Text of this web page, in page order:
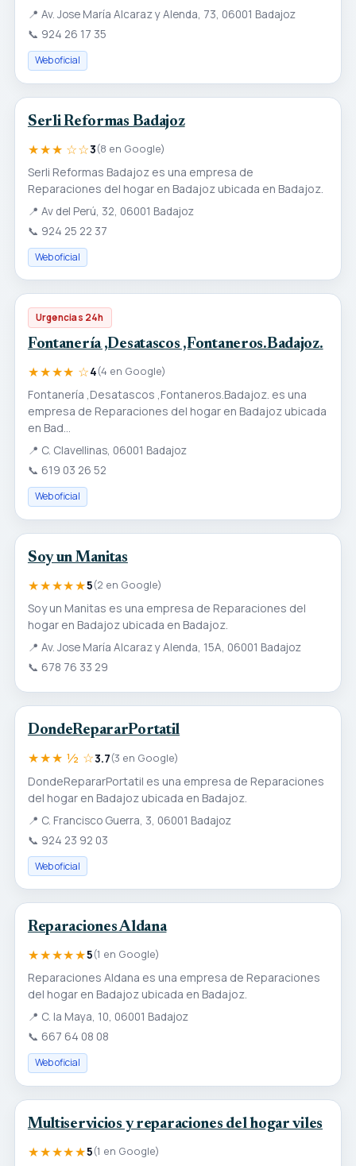
📍 Av. Jose María Alcaraz y Alenda, 73, 06001 Badajoz
📞 924 26 17 35
Web oficial
Serli Reformas Badajoz
★★★ ☆☆3(8 en Google)
Serli Reformas Badajoz es una empresa de
Reparaciones del hogar en Badajoz ubicada en Badajoz.
📍 Av del Perú, 32, 06001 Badajoz
📞 924 25 22 37
Web oficial
Urgencias 24h
Fontanería ,Desatascos ,Fontaneros.Badajoz.
★★★★ ☆4(4 en Google)
Fontanería ,Desatascos ,Fontaneros.Badajoz. es una
empresa de Reparaciones del hogar en Badajoz ubicada
en Bad...
📍 C. Clavellinas, 06001 Badajoz
📞 619 03 26 52
Web oficial
Soy un Manitas
★★★★★5(2 en Google)
Soy un Manitas es una empresa de Reparaciones del
hogar en Badajoz ubicada en Badajoz.
📍 Av. Jose María Alcaraz y Alenda, 15A, 06001 Badajoz
📞 678 76 33 29
DondeRepararPortatil
★★★ ½ ☆3.7(3 en Google)
DondeRepararPortatil es una empresa de Reparaciones
del hogar en Badajoz ubicada en Badajoz.
📍 C. Francisco Guerra, 3, 06001 Badajoz
📞 924 23 92 03
Web oficial
Reparaciones Aldana
★★★★★5(1 en Google)
Reparaciones Aldana es una empresa de Reparaciones
del hogar en Badajoz ubicada en Badajoz.
📍 C. la Maya, 10, 06001 Badajoz
📞 667 64 08 08
Web oficial
Multiservicios y reparaciones del hogar viles
★★★★★5(1 en Google)